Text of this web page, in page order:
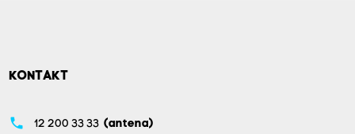
KONTAKT
phone 12 200 33 33 (antena)